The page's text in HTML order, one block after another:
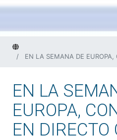
Home
EN LA SEMANA DE EUROPA, CONECTAMOS EN DIRECTO CON
EN LA
EUROPA,
EN DIRECTO